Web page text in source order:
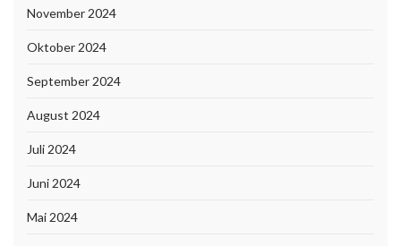
November 2024
Oktober 2024
September 2024
August 2024
Juli 2024
Juni 2024
Mai 2024